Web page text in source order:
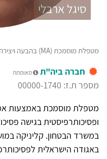
סיגל ארבלי
מטפלת מוסמכת (MA) בהבעה ויצירה. פסיכותרפיסטית בגישה פסיכואנליטית.
חברה ביה"ת מאומתת
מספר ת.ז: 00000-1740
ופסיכותרפיסטית בגישה
במשרד הבטחון. קליניקה
באגודה הישראלית